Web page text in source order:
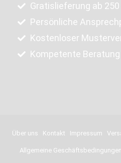
Gratislieferung ab
Persönliche
Kostenloser
Kompetente Beratung
Über uns Kontakt Impressum
Allgemeine Geschäftsbedingungen